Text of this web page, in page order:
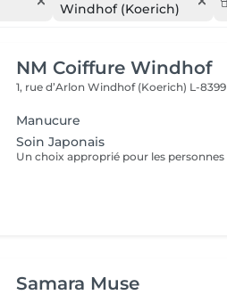
Windhof (Koerich)
NM Coiffure Windhof
1, rue d’ArlonWindhof (Koerich) L-8399
Manucure
Soin Japonais
Samara Muse